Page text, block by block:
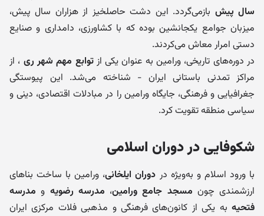
سال پیش بازمی‌گردد. این دشت حاصلخیز از هزاران سال پیش،
میزبان جوامع یکجانشین بوده که با کشاورزی، دامداری و صنایع
دستی امرار معاش می‌کردند.
در دوره‌های تاریخی، ورامین به عنوان یکی ازتوابع مهم شهر ری ، از
مراکز تمدنی باستانی ایران - شناخته می‌شد. این پیوستگی
جغرافیایی و فرهنگی، جایگاه ورامین را در مبادلات اقتصادی، دینی و
سیاسی منطقه تقویت کرد.
شکوفایی در دوران اسلامی
با ورود اسلام و به‌ویژه در دوران ایلخانی، ورامین با ساخت بناهای
ارزشمندی چون مسجد جامع ورامین، مدرسه رضویه و مدرسه
فتحیه به یکی از کانون‌های فرهنگی و مذهبی فلات مرکزی ایران